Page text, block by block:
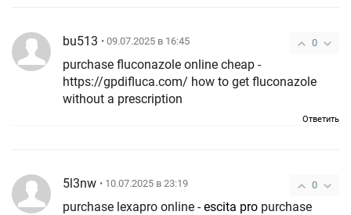
0
bu513 • 09.07.2025 в 16:45
purchase fluconazole online cheap -
https://gpdifluca.com/ how to get fluconazole
without a prescription
Ответить
0
5l3nw • 10.07.2025 в 23:19
purchase lexapro online -escita pro purchase